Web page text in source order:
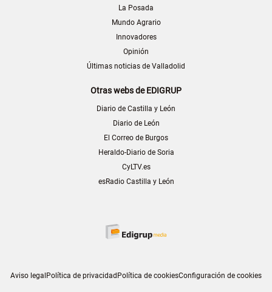
La Posada
Mundo Agrario
Innovadores
Opinión
Últimas noticias de Valladolid
Otras webs de EDIGRUP
Diario de Castilla y León
Diario de León
El Correo de Burgos
Heraldo-Diario de Soria
CyLTV.es
esRadio Castilla y León
Aviso legal Política de privacidad Política de cookiesConfiguración de cookies